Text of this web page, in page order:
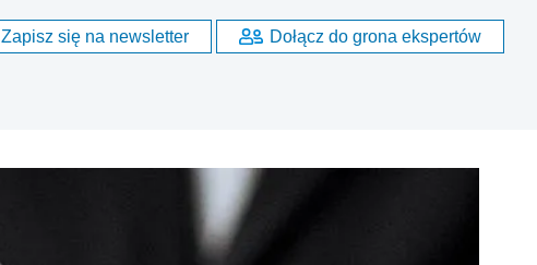
Zapisz się na newsletter Dołącz do grona ekspertów